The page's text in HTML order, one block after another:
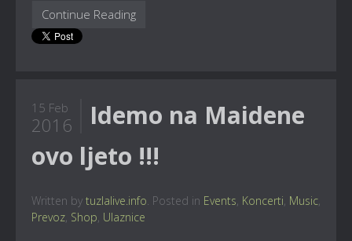
Continue Reading
15 Feb
2016
Idemo na Maidene
ovo ljeto !!!
Written by tuzlalive.info . Posted in Events Koncerti Music
Prevoz Shop Ulaznice